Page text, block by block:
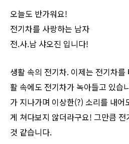
오늘도 반가워요!
전기차를 사랑하는 남자
전.사.남 샤오진 입니다!
생활 속의 전기차. 이제는 전기차
활 속에도 전기차가 녹아들고 있습
가 지나가며 이상한(?) 소리를 내
게 쳐다보지 않더라구요! 그만큼
것 같습니다.